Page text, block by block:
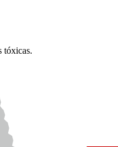
tóxicas.